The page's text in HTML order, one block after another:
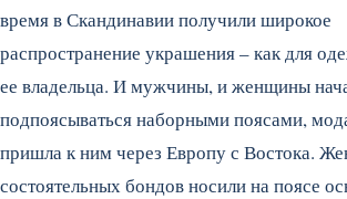
время в Скандинавии получили широкое
распространение украшения – как для
ее владельца. И мужчины, и женщины
подпоясываться наборными поясами,
пришла к ним через Европу с Востока.
состоятельных бондов носили на поясе